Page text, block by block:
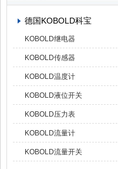
德国KOBOLD科宝
KOBOLD继电器
KOBOLD传感器
KOBOLD温度计
KOBOLD液位开关
KOBOLD压力表
KOBOLD流量计
KOBOLD流量开关